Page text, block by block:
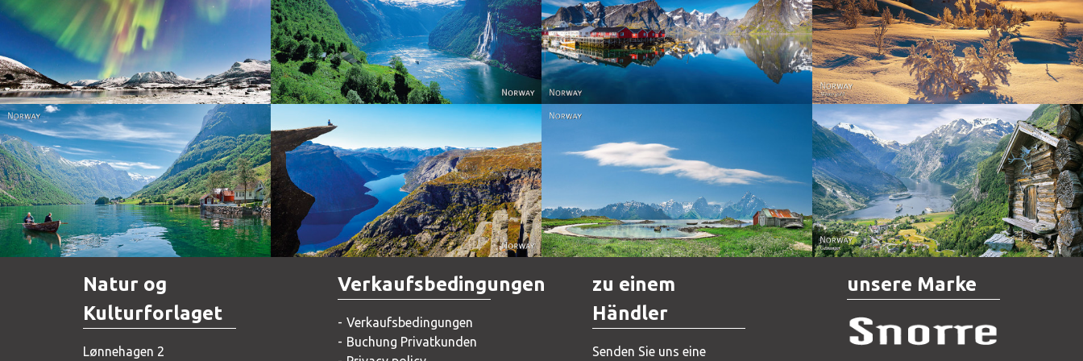
Norway Norway
Reine - Lofoten, Nord Norge. North
Norway.
Norway - Winter gold
Norway Norway Norway
Norway - Geiranger
Natur og
Kulturforlaget
Lønnehagen 2
Verkaufsbedingungen
Verkaufsbedingungen
Buchung Privatkunden
zu einem
Händler
Senden Sie uns eine
unsere Marke